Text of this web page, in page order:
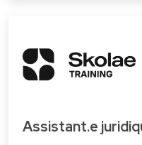
Assistant.e